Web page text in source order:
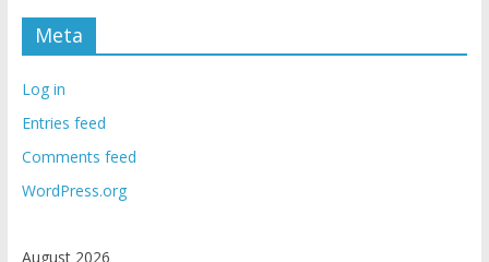
Meta
Log in
Entries feed
Comments feed
WordPress.org
August 2026